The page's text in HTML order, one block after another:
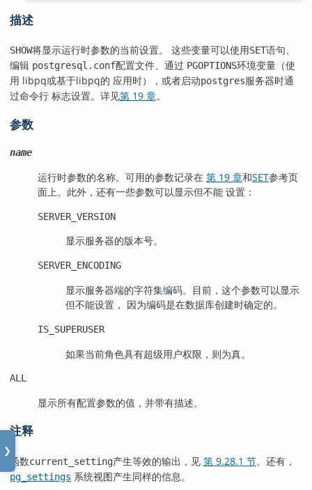
❯
描述
SHOW将显示运行时参数的当前设置。 这些变量可以使用SET语句、
编辑 postgresql.conf配置文件、通过 PGOPTIONS环境变量（使
用 libpq或基于libpq的 应用时），或者启动postgres服务器时通
过命令行 标志设置。详见第 19 章。
参数
name
运行时参数的名称。可用的参数记录在 第 19 章和SET参考页
面上。此外，还有一些参数可以显示但不能 设置：
SERVER_VERSION
显示服务器的版本号。
SERVER_ENCODING
显示服务器端的字符集编码。目前，这个参数可以显示
但不能设置， 因为编码是在数据库创建时确定的。
IS_SUPERUSER
如果当前角色具有超级用户权限，则为真。
ALL
显示所有配置参数的值，并带有描述。
注释
函数current_setting产生等效的输出，见 第 9.28.1 节。还有，
pg_settings 系统视图产生同样的信息。